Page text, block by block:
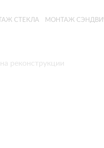
СТЕКЛА МОНТАЖ
реконструкции